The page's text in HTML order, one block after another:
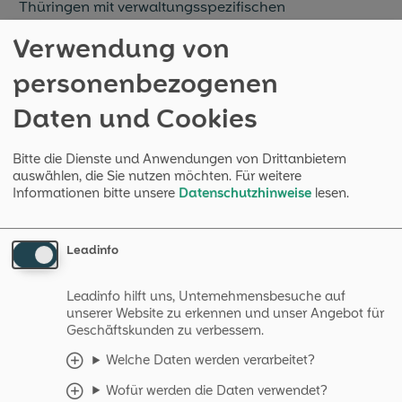
Thüringen mit verwaltungsspezifischen
eingebracht. Die Lösung erfüllt die Anforderungen
und Bedürfnisse der Nutzer.
Dieser Vortrag beleuchtet Entscheidungskriterien
und Prioritäten, die in Thüringen zur Auswahl von
OpenTalk wird vorgestellt."
-> Zur Vortragsseite der CLT
Vorträge der Kollegen von Heinlein Support
Übrigens: Auch unsere erfahrenen Linux-Consultants
und Kollegen aus dem Heinlein-Team werden
spannende Vorträge zu Proxmox und E-Mail-
Clustern halten.
Warum Proxmox bestimmte Storage-Optionen
Verwendung von
personen­bezogenen
Daten und Cookies
Bitte die Dienste und Anwendungen von Drittanbietern
auswählen, die Sie nutzen möchten. Für weitere
Informationen bitte unsere Datenschutzhinweise lesen.
Leadinfo
Leadinfo hilft uns, Unternehmensbesuche auf
unserer Website zu erkennen und unser Angebot für
Geschäftskunden zu verbessern.
Welche Daten werden verarbeitet?
Wofür werden die Daten verwendet?